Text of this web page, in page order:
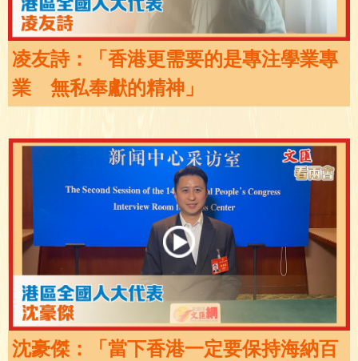
凌友詩：「香港更需要的是專注學業專
業 無私奉獻的精神」
沈豪傑：「當下香港一定要保持海納百